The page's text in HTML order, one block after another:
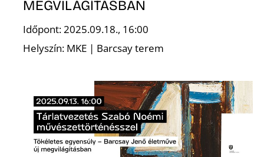
MEGVILÁGÍTÁSBAN
Időpont: 2025.09.18., 16:00
Helyszín: MKE | Barcsay terem